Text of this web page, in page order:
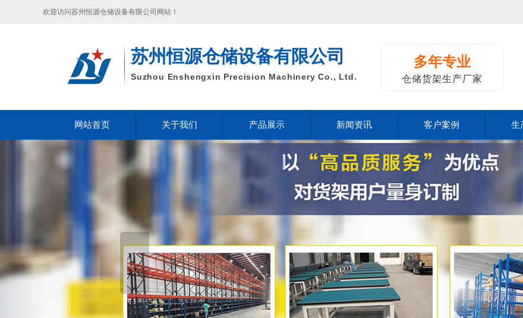
欢迎访问苏州恒源仓储设备有限公司网站！
苏州恒源仓储设备有限公司
Suzhou Enshengxin Precision Machinery Co., Ltd.
多年专业
仓储货架生产厂家
网站首页 关于我们 产品展示 新闻资讯 客户案例 生